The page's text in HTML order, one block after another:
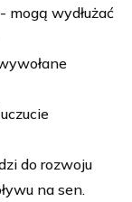
wydłużać
do rozwoju
na sen.